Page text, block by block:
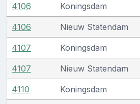
4106 Koningsdam
4106 Nieuw Statendam
4107 Koningsdam
4107 Nieuw Statendam
4110 Koningsdam